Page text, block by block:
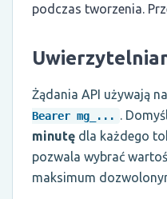
podczas tworzenia.
Żądania API używają
Bearer mg_... .
minutę dla każdego
pozwala wybrać
maksimum